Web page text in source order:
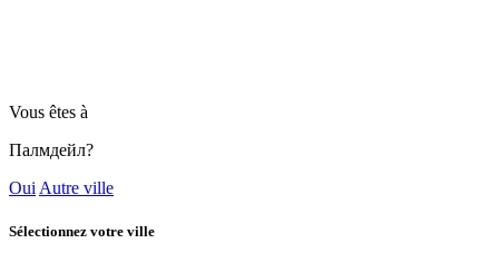
Vous êtes à
Палмдейл?
Oui Autre ville
Sélectionnez votre ville